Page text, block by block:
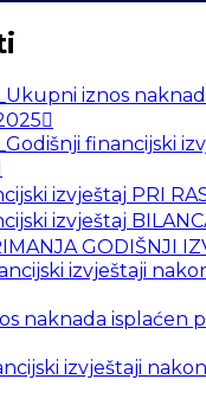
iznos
financijski
izvještaj PRI
izvještaj
GODIŠNJI
izvještaji
naknada isplaćen
izvještaji